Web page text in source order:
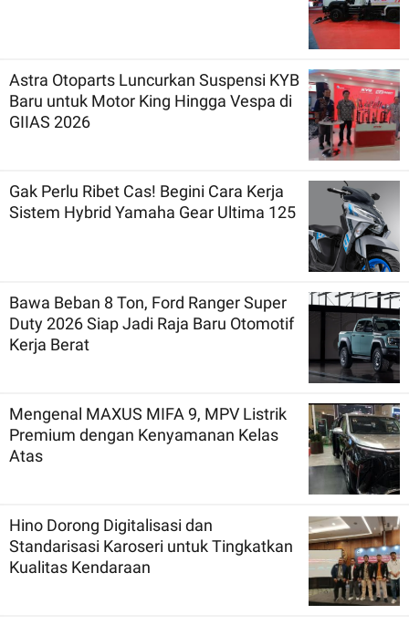
Astra Otoparts Luncurkan Suspensi KYB
Baru untuk Motor King Hingga Vespa di
GIIAS 2026
Gak Perlu Ribet Cas! Begini Cara Kerja
Sistem Hybrid Yamaha Gear Ultima 125
Bawa Beban 8 Ton, Ford Ranger Super
Duty 2026 Siap Jadi Raja Baru Otomotif
Kerja Berat
Mengenal MAXUS MIFA 9, MPV Listrik
Premium dengan Kenyamanan Kelas
Atas
Hino Dorong Digitalisasi dan
Standarisasi Karoseri untuk Tingkatkan
Kualitas Kendaraan